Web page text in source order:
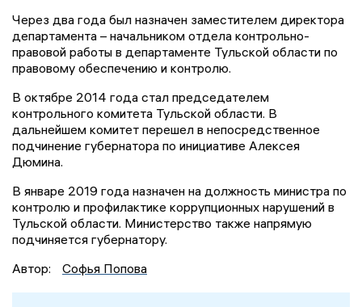
Через два года был назначен заместителем директора
департамента – начальником отдела контрольно-
правовой работы в департаменте Тульской области по
правовому обеспечению и контролю.
В октябре 2014 года стал председателем
контрольного комитета Тульской области. В
дальнейшем комитет перешел в непосредственное
подчинение губернатора по инициативе Алексея
Дюмина.
В январе 2019 года назначен на должность министра по
контролю и профилактике коррупционных нарушений в
Тульской области. Министерство также напрямую
подчиняется губернатору.
Автор:
Софья Попова